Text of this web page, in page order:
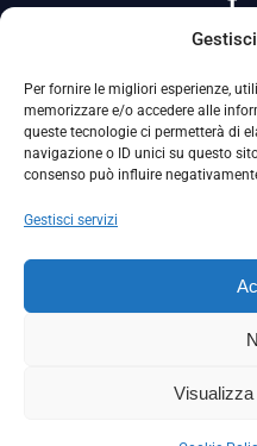
Per fornire le migliori esperienze,
memorizzare e/o accedere alle
queste tecnologie ci permetterà di
navigazione o ID unici su questo
consenso può influire
Gestisci servizi
Privacy Policy
La Società ha nominato il Responsabile della Protezione
adottate dalla nostra
Per contattare
La Società ha inoltre adottato un
Scarica